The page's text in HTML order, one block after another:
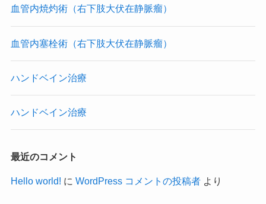
血管内焼灼術（右下肢大伏在静脈瘤）
血管内塞栓術（右下肢大伏在静脈瘤）
ハンドベイン治療
ハンドベイン治療
最近のコメント
Hello world! に WordPress コメントの投稿者より